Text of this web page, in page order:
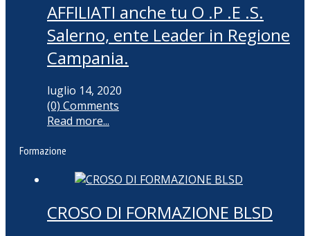
AFFILIATI anche tu O .P .E .S.
Salerno, ente Leader in Regione
Campania.
luglio 14, 2020
(0) Comments
Read more...
Formazione
CROSO DI FORMAZIONE BLSD